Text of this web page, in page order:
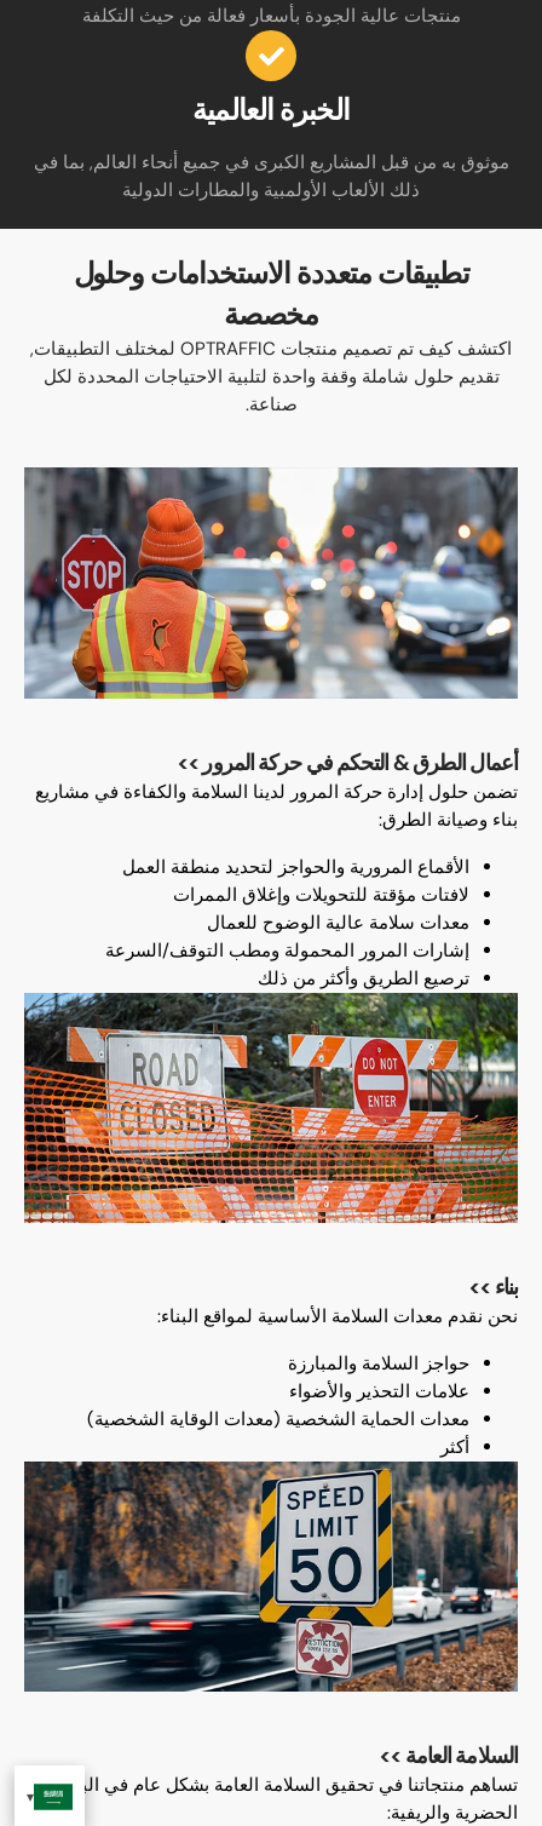
منتجات عالية الجودة بأسعار فعالة من حيث التكلفة
الخبرة العالمية
موثوق به من قبل المشاريع الكبرى في جميع أنحاء العالم, بما في
ذلك الألعاب الأولمبية والمطارات الدولية
تطبيقات متعددة الاستخدامات وحلول
مخصصة
اكتشف كيف تم تصميم منتجات OPTRAFFIC لمختلف التطبيقات,
تقديم حلول شاملة وقفة واحدة لتلبية الاحتياجات المحددة لكل
صناعة.
أعمال الطرق & التحكم في حركة المرور >>
تضمن حلول إدارة حركة المرور لدينا السلامة والكفاءة في مشاريع
بناء وصيانة الطرق:
الأقماع المرورية والحواجز لتحديد منطقة العمل
لافتات مؤقتة للتحويلات وإغلاق الممرات
معدات سلامة عالية الوضوح للعمال
إشارات المرور المحمولة ومطب التوقف/السرعة
ترصيع الطريق وأكثر من ذلك
بناء >>
نحن نقدم معدات السلامة الأساسية لمواقع البناء:
حواجز السلامة والمبارزة
علامات التحذير والأضواء
معدات الحماية الشخصية (معدات الوقاية الشخصية)
أكثر
السلامة العامة >>
تساهم منتجاتنا في تحقيق السلامة العامة بشكل عام في البيئات
الحضرية والريفية: